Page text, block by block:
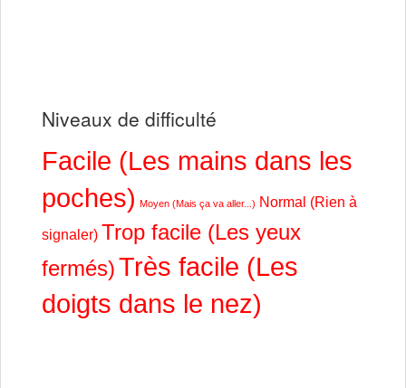
Niveaux de difficulté
Facile (Les mains dans les
poches) Moyen (Mais ça va aller...) Normal (Rien à
signaler) Trop facile (Les yeux
fermés)Très facile (Les
doigts dans le nez)